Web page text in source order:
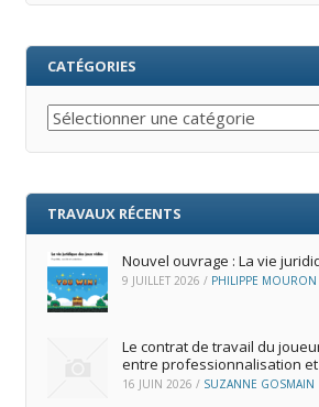
CATÉGORIES
Catégories
TRAVAUX RÉCENTS
Nouvel ouvrage : La vie
9 JUILLET 2026 / PHILIPPE MOURON
Le contrat de travail du
entre professionnalisation
16 JUIN 2026 / SUZANNE GOSMAIN